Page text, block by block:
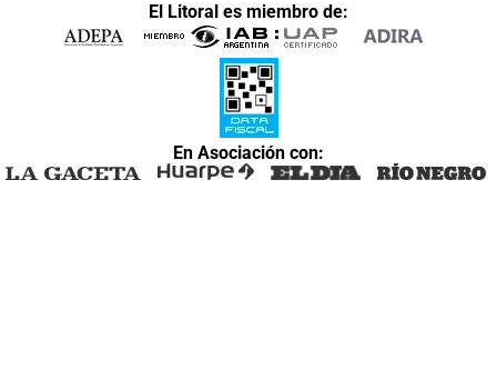
El Litoral es miembro de:
En Asociación con: